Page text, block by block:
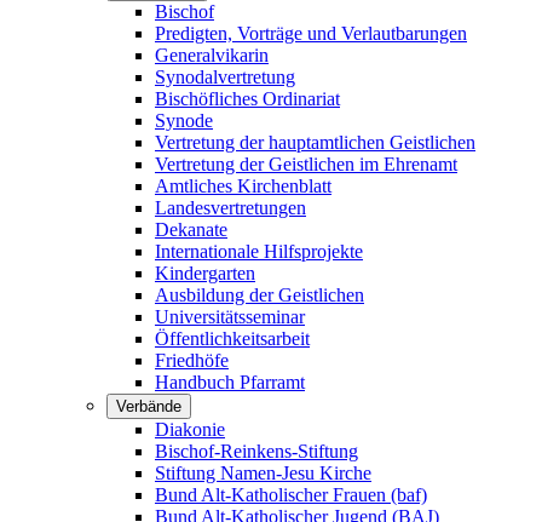
Bischof
Predigten, Vorträge und Verlautbarungen
Generalvikarin
Synodalvertretung
Bischöfliches Ordinariat
Synode
Vertretung der hauptamtlichen Geistlichen
Vertretung der Geistlichen im Ehrenamt
Amtliches Kirchenblatt
Landesvertretungen
Dekanate
Internationale Hilfsprojekte
Kindergarten
Ausbildung der Geistlichen
Universitätsseminar
Öffentlichkeitsarbeit
Friedhöfe
Handbuch Pfarramt
Verbände
Diakonie
Bischof-Reinkens-Stiftung
Stiftung Namen-Jesu Kirche
Bund Alt-Katholischer Frauen (baf)
Bund Alt-Katholischer Jugend (BAJ)